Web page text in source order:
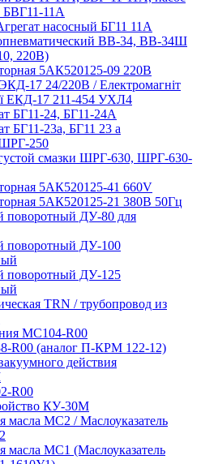
БВГ11-11А
насосный БГ11 11А
ВВ-34, ВВ-34Ш
220В)
5АК520125-09 220В
17 24/220В / Електромагніт
ЕКД-17 211-454 УХЛ4
БГ11-24, БГ11-24А
БГ11-23а, БГ11 23 а
250
смазки ШРГ-630, ШРГ-630-
5АК520125-41 660V
5АК520125-21 380В 50Гц
поворотный ДУ-80 для
поворотный ДУ-100
поворотный ДУ-125
TRN / трубопровод из
MC104-R00
R00 (аналог П-КРМ 122-12)
действия
R00
КУ-30М
масла МС2 / Маслоуказатель
масла МС1 (Маслоуказатель